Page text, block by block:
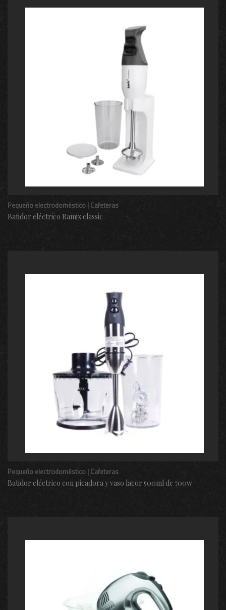
Pequeño electrodoméstico | Cafeteras
Batidor eléctrico Bamix classic
Pequeño electrodoméstico | Cafeteras
Batidor eléctrico con picadora y vaso lacor 500ml de 700w